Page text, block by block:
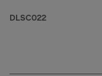
DLSC022